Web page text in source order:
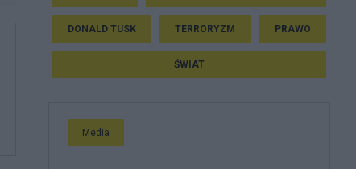
DONALD TUSK TERRORYZM PRAWO
ŚWIAT
Media